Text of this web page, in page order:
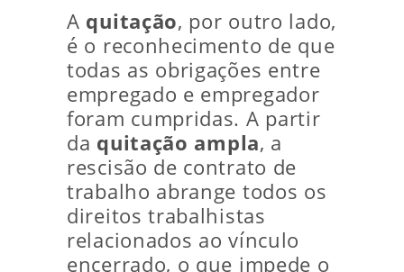
A quitação, por outro lado,
é o reconhecimento de que
todas as obrigações entre
empregado e empregador
foram cumpridas. A partir
da quitação ampla, a
rescisão de contrato de
trabalho abrange todos os
direitos trabalhistas
relacionados ao vínculo
encerrado, o que impede o